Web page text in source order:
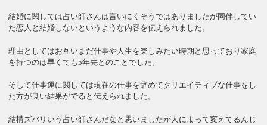
結婚に関しては占い師さんは言いにくそうではありましたが同伴してい
た恋人と結婚しないというような内容を伝えられました。
理由としてはお互いまだ仕事や人生を楽しみたい時期と思っており家庭
を持つのは早くても5年先とのことでした。
そして仕事運に関しては現在の仕事を辞めてクリエイティブな仕事をし
た方が良い結果がでると伝えられました。
結構ズバリいう占い師さんだなと思いましたが人によって変えてるんじ